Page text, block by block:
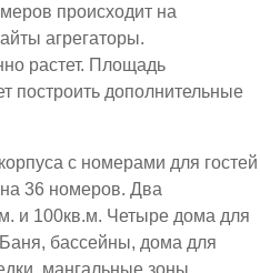
происходит на
агрегаторы.
растет. Площадь
построить дополнительные
с номерами для гостей
36 номеров. Два
и 100кв.м. Четыре дома для
бассейны, дома для
мангальные зоны,